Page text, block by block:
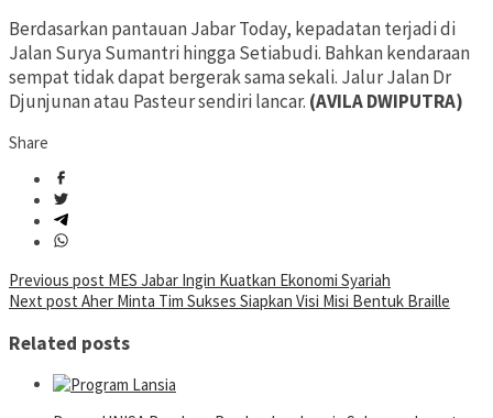
Berdasarkan pantauan Jabar Today, kepadatan terjadi di
Jalan Surya Sumantri hingga Setiabudi. Bahkan kendaraan
sempat tidak dapat bergerak sama sekali. Jalur Jalan Dr
Djunjunan atau Pasteur sendiri lancar. (AVILA DWIPUTRA)
Share
Post
navigation
Previous post MES Jabar Ingin Kuatkan Ekonomi Syariah
Next post Aher Minta Tim Sukses Siapkan Visi Misi Bentuk Braille
Related posts